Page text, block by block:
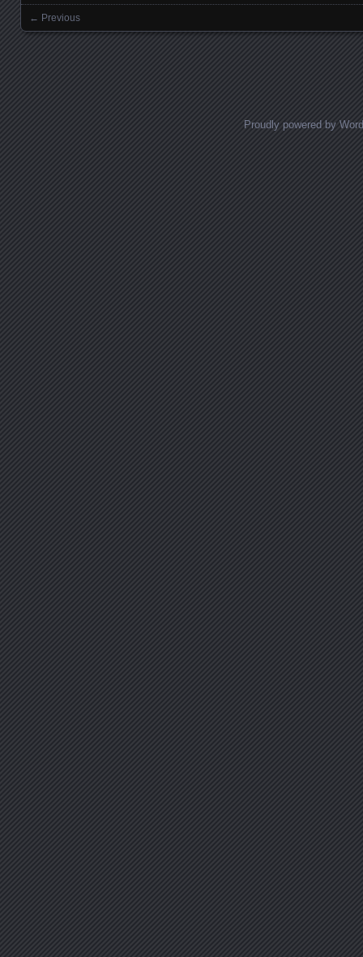
Images navigation
← Previous
Proudly powered by